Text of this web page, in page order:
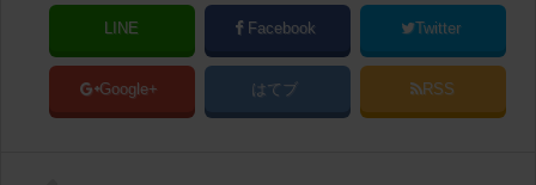
LINE Facebook Twitter
Google+ はてブ RSS